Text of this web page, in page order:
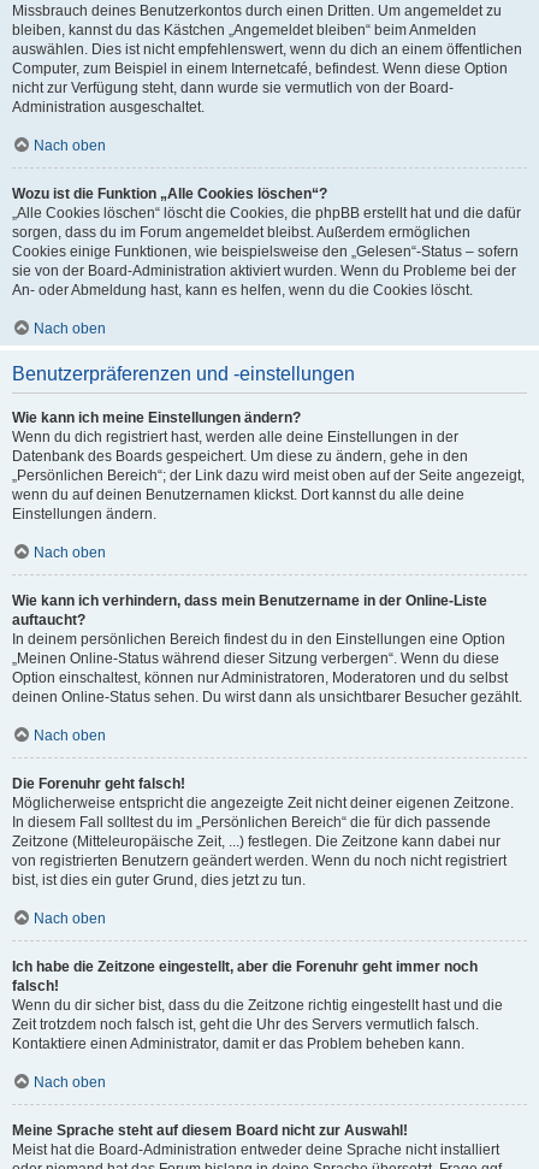
Missbrauch deines Benutzerkontos durch einen Dritten. Um angemeldet zu
bleiben, kannst du das Kästchen „Angemeldet bleiben“ beim Anmelden
auswählen. Dies ist nicht empfehlenswert, wenn du dich an einem öffentlichen
Computer, zum Beispiel in einem Internetcafé, befindest. Wenn diese Option
nicht zur Verfügung steht, dann wurde sie vermutlich von der Board-
Administration ausgeschaltet.
Nach oben
Wozu ist die Funktion „Alle Cookies löschen“?
„Alle Cookies löschen“ löscht die Cookies, die phpBB erstellt hat und die dafür
sorgen, dass du im Forum angemeldet bleibst. Außerdem ermöglichen
Cookies einige Funktionen, wie beispielsweise den „Gelesen“-Status – sofern
sie von der Board-Administration aktiviert wurden. Wenn du Probleme bei der
An- oder Abmeldung hast, kann es helfen, wenn du die Cookies löscht.
Nach oben
Benutzerpräferenzen und -einstellungen
Wie kann ich meine Einstellungen ändern?
Wenn du dich registriert hast, werden alle deine Einstellungen in der
Datenbank des Boards gespeichert. Um diese zu ändern, gehe in den
„Persönlichen Bereich“; der Link dazu wird meist oben auf der Seite angezeigt,
wenn du auf deinen Benutzernamen klickst. Dort kannst du alle deine
Einstellungen ändern.
Nach oben
Wie kann ich verhindern, dass mein Benutzername in der Online-Liste
auftaucht?
In deinem persönlichen Bereich findest du in den Einstellungen eine Option
„Meinen Online-Status während dieser Sitzung verbergen“. Wenn du diese
Option einschaltest, können nur Administratoren, Moderatoren und du selbst
deinen Online-Status sehen. Du wirst dann als unsichtbarer Besucher gezählt.
Nach oben
Die Forenuhr geht falsch!
Möglicherweise entspricht die angezeigte Zeit nicht deiner eigenen Zeitzone.
In diesem Fall solltest du im „Persönlichen Bereich“ die für dich passende
Zeitzone (Mitteleuropäische Zeit, ...) festlegen. Die Zeitzone kann dabei nur
von registrierten Benutzern geändert werden. Wenn du noch nicht registriert
bist, ist dies ein guter Grund, dies jetzt zu tun.
Nach oben
Ich habe die Zeitzone eingestellt, aber die Forenuhr geht immer noch
falsch!
Wenn du dir sicher bist, dass du die Zeitzone richtig eingestellt hast und die
Zeit trotzdem noch falsch ist, geht die Uhr des Servers vermutlich falsch.
Kontaktiere einen Administrator, damit er das Problem beheben kann.
Nach oben
Meine Sprache steht auf diesem Board nicht zur Auswahl!
Meist hat die Board-Administration entweder deine Sprache nicht installiert